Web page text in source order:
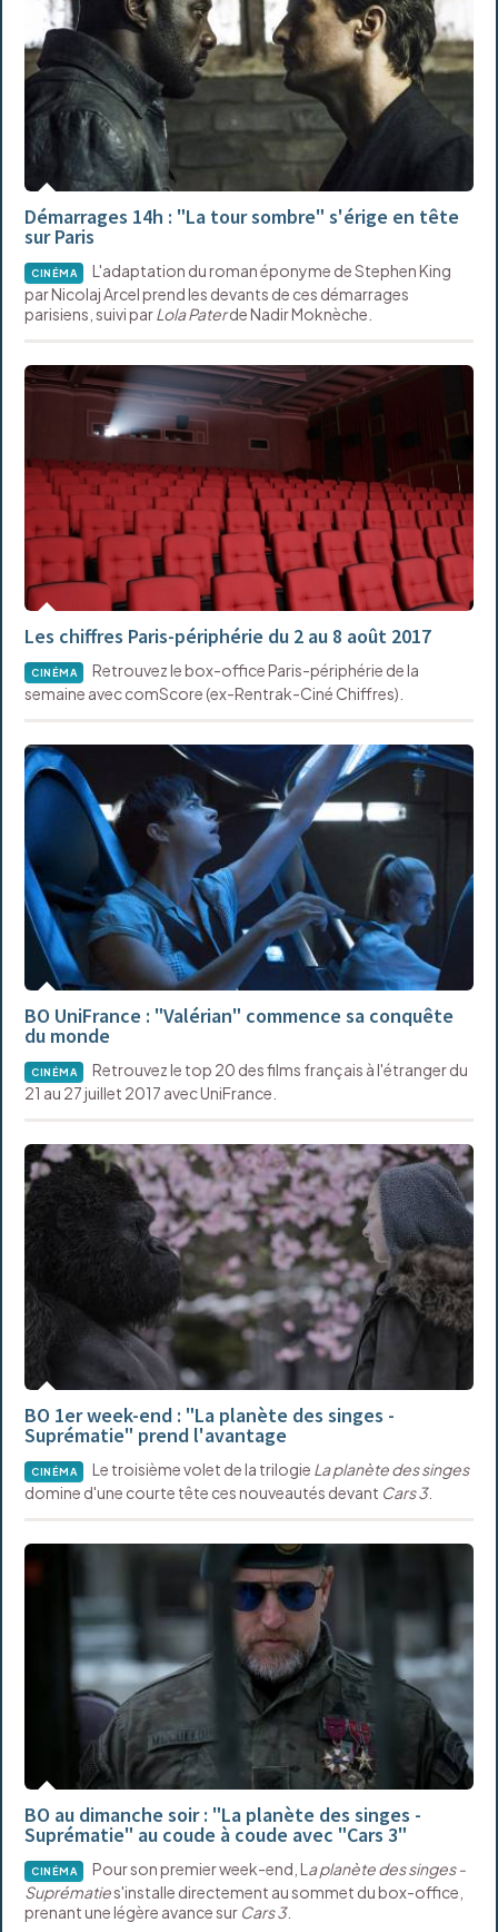
Démarrages 14h : "La tour sombre" s'érige en tête
sur Paris
CINÉMA
L'adaptation du roman éponyme de Stephen King
par Nicolaj Arcel prend les devants de ces démarrages
parisiens, suivi parLola Paterde Nadir Moknèche.
Les chiffres Paris-périphérie du 2 au 8 août 2017
CINÉMA
Retrouvez le box-office Paris-périphérie de la
semaine avec comScore (ex-Rentrak-Ciné Chiffres).
BO UniFrance : "Valérian" commence sa conquête
du monde
CINÉMA
Retrouvez le top 20 des films français à l'étranger du
21 au 27 juillet 2017 avec UniFrance.
BO 1er week-end : "La planète des singes -
Suprématie" prend l'avantage
CINÉMA Le troisième volet de la trilogie La planète des singes
domine d'une courte tête ces nouveautés devant Cars 3.
BO au dimanche soir : "La planète des singes -
Suprématie" au coude à coude avec "Cars 3"
CINÉMA Pour son premier week-end, L a planète des singes -
Suprématies'installe directement au sommet du box-office,
prenant une légère avance sur Cars 3.